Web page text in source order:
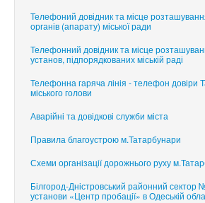
Телефоний довідник та місце
органів (апарату) міської ради
Телефонний довідник та місце
установ, підпорядкованих міській раді
Телефонна гаряча лінія - телефон довіри
міського голови
Аварійні та довідкові служби міста
Правила благоустрою м.Татарбунари
Схеми організації дорожнього руху
Білгород-Дністровський районний сектор
установи «Центр пробації» в Одеській